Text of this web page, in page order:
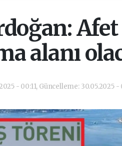
alanı
- 00:11, Güncelleme: 30.05.2025 -